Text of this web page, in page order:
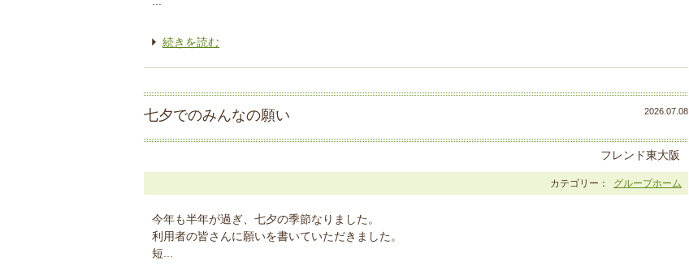
続きを読む
2026.07.08
七夕でのみんなの願い
フレンド東大阪
カテゴリー： グループホーム
今年も半年が過ぎ、七夕の季節なりました。
利用者の皆さんに願いを書いていただきました。
短...